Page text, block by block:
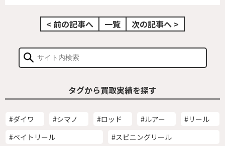
< 前の記事へ 一覧 次の記事へ >
タグから買取実績を探す
#ダイワ #シマノ #ロッド #ルアー
#リール
#ベイトリール
#スピニングリール